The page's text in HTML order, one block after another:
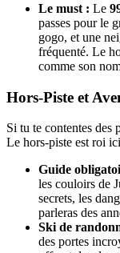
Le must : Le
passes pour le
gogo, et une
fréquenté. Le
comme son
Hors-Piste et
Si tu te contentes des
Le hors-piste est roi
Guide
les couloirs de
secrets, les
parleras des
Ski de
des portes